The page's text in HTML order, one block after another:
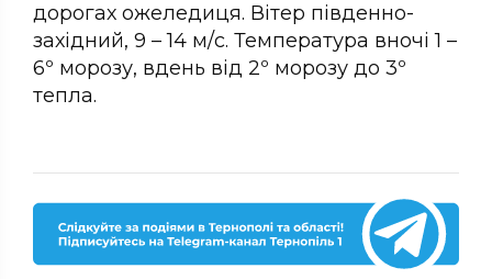
дорогах ожеледиця. Вітер південно-
західний, 9 – 14 м/с. Температура вночі 1 –
6º морозу, вдень від 2º морозу до 3º
тепла.